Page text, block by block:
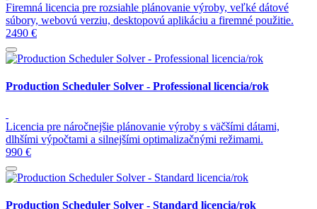
Firemná licencia pre rozsiahle plánovanie výroby, veľké dátové
súbory, webovú verziu, desktopovú aplikáciu a firemné použitie.
2490 €
Production Scheduler Solver - Professional licencia/rok
Licencia pre náročnejšie plánovanie výroby s väčšími dátami,
dlhšími výpočtami a silnejšími optimalizačnými režimami.
990 €
Production Scheduler Solver - Standard licencia/rok